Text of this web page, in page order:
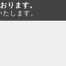
ります。
します。